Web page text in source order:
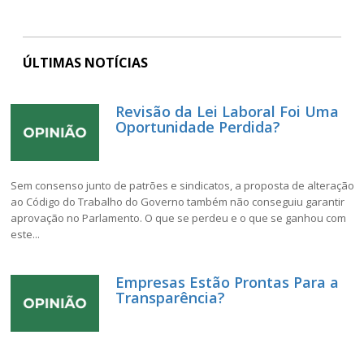
ÚLTIMAS NOTÍCIAS
Revisão da Lei Laboral Foi Uma
Oportunidade Perdida?
Sem consenso junto de patrões e sindicatos, a proposta de alteração
ao Código do Trabalho do Governo também não conseguiu garantir
aprovação no Parlamento. O que se perdeu e o que se ganhou com
este...
Empresas Estão Prontas Para a
Transparência?